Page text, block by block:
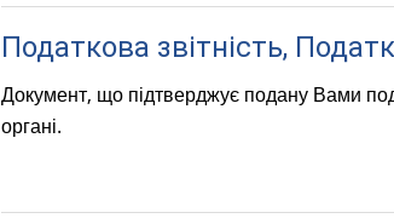
Податкова звітність,
Документ, що підтверджує подану Вами
органі.